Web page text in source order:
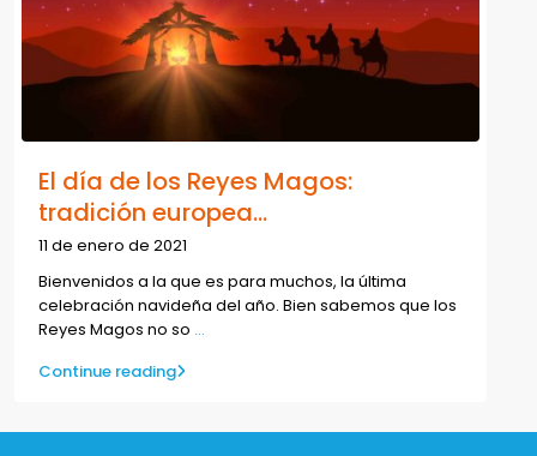
El día de los Reyes Magos:
tradición europea...
11 de enero de 2021
Bienvenidos a la que es para muchos, la última
celebración navideña del año. Bien sabemos que los
Reyes Magos no so ...
Continue reading